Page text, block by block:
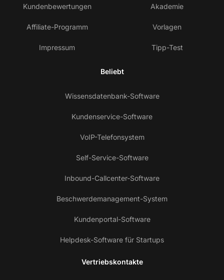
Kundenbewertungen
Affiliate-Programm
Impressum
Akademie
Vorlagen
Tipp-Test
Beliebt
Wissensdatenbank-Software
Kundenservice-Software
VoIP-Telefonsystem
Self-Service-Software
Inbound-Callcenter-Software
Beschwerdemanagement-System
Kundenportal-Software
Helpdesk-Software für Startups
Vertriebskontakte